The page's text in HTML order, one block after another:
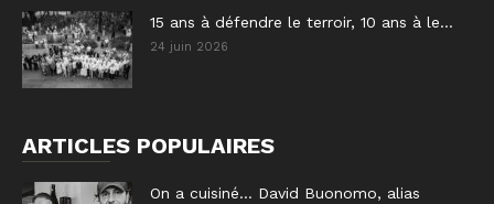
15 ans à défendre le terroir, 10 ans à le...
24 juin 2026
ARTICLES POPULAIRES
On a cuisiné… David Buonomo, alias